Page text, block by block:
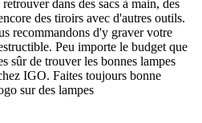
dans des sacs à main, des
des tiroirs avec d'autres outils.
recommandons d'y graver votre
Peu importe le budget que
sûr de trouver les bonnes lampes
IGO. Faites toujours bonne
sur des lampes